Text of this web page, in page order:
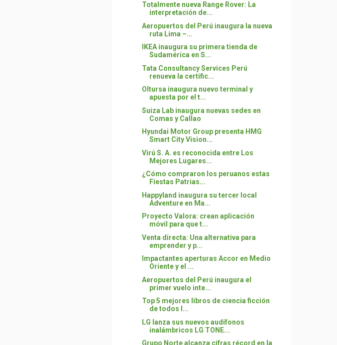
Totalmente nueva Range Rover: La
interpretación de...
Aeropuertos del Perú inaugura la nueva
ruta Lima –...
IKEA inaugura su primera tienda de
Sudamérica en S...
Tata Consultancy Services Perú
renueva la certific...
Oltursa inaugura nuevo terminal y
apuesta por el t...
Suiza Lab inaugura nuevas sedes en
Comas y Callao
Hyundai Motor Group presenta HMG
Smart City Vision...
Virú S. A. es reconocida entre Los
Mejores Lugares...
¿Cómo compraron los peruanos estas
Fiestas Patrias...
Happyland inaugura su tercer local
Adventure en Ma...
Proyecto Valora: crean aplicación
móvil para que t...
Venta directa: Una alternativa para
emprender y p...
Impactantes aperturas Accor en Medio
Oriente y el ...
Aeropuertos del Perú inaugura el
primer vuelo inte...
Top 5 mejores libros de ciencia ficción
de todos l...
LG lanza sus nuevos audífonos
inalámbricos LG TONE...
Grupo Norte alcanza cifras récord en la